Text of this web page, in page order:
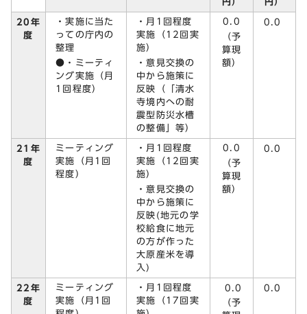
20年
度
・実施に当た
っての庁内の
整理
●・ミーティ
ング実施（月
1回程度）
・月1回程度
実施（12回実
施）
・意見交換の
中から施策に
反映（「清水
寺境内への耐
震型防災水槽
の整備」等）
0.0
（予
算現
額）
0.0
21年
度
ミーティング
実施（月1回
程度）
・月1回程度
実施（12回実
施）
・意見交換の
中から施策に
反映(地元の学
校給食に地元
の方が作った
大原産米を導
入)
0.0
（予
算現
額）
0.0
22年
度
ミーティング
実施（月1回
・月1回程度
実施（17回実
0.0
（予
0.0